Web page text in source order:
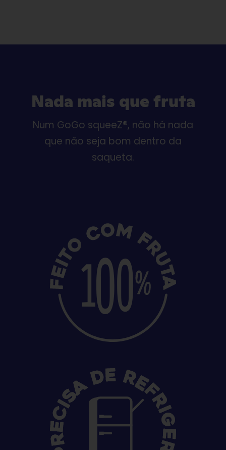
Nada mais que fruta
Num GoGo squeeZ®, não há nada
que não seja bom dentro da
saqueta.